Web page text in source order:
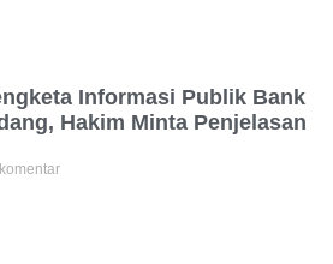
Informasi Publik Bank
Hakim Minta Penjelasan